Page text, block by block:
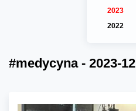
2023
2022
#medycyna - 2023-12